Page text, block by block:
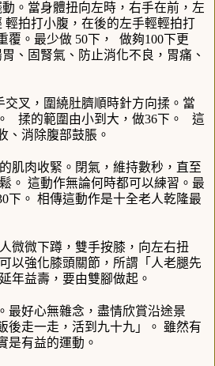
。當身體扭向左時，右手在前，左
輕拍打小腹，在後的左手輕輕拍打
覆。最少做 50下， 做夠100下更
、固腎氣、防止消化不良，胃痛、
交叉，圍繞肚臍順時針方向揉。當
揉的範圍由小到大，做36下。
這
、消除腹部鼓脹。
肌肉收緊。閉氣，維持數秒，直至
。 這動作無論何時都可以練習。最
下。 相傳這動作是十全老人乾隆最
微微下蹲，雙手按膝，向左右扭
以強化膝頭關節，所謂「人老腿先
年益壽，要由雙腳做起。
最好心無雜念，盡情欣賞沿途景
後走一走，活到九十九」。 雖然有
是有益的運動。